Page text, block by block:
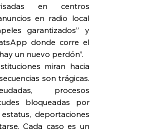
en centros
en radio local
garantizados” y
donde corre el
un nuevo perdón”.
miran hacia
son trágicas.
procesos
bloqueadas por
deportaciones
Cada caso es un